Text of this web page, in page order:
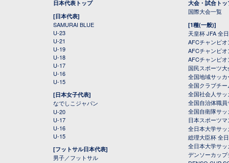
日本代表トップ
[日本代表]
SAMURAI BLUE
U-23
U-21
U-19
U-18
U-17
U-16
U-15
[日本女子代表]
なでしこジャパン
U-20
U-17
U-16
U-15
[フットサル日本代表]
男子／フットサル
大会・試合トッ
国際大会一覧
[1種(一般)]
天皇杯 JFA 全
AFCチャンピ
AFCチャンピ
AFCチャンピ
国民スポーツ
全国地域サッ
全国クラブチ
全国社会人サ
全国自治体職
全国自衛隊サ
日本スポーツ
全日本大学サ
総理大臣杯 全
全日本大学サ
デンソーカッ